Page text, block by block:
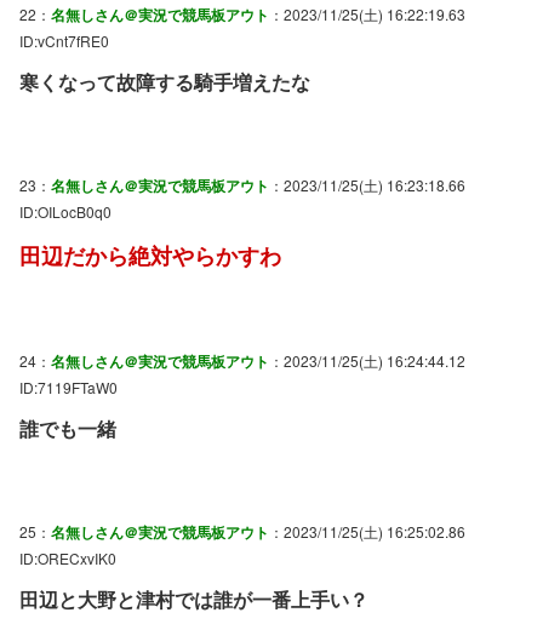
22： 名無しさん＠実況で競馬板アウト ：2023/11/25(土) 16:22:19.63
ID:vCnt7fRE0
寒くなって故障する騎手増えたな
23： 名無しさん＠実況で競馬板アウト ：2023/11/25(土) 16:23:18.66
ID:OILocB0q0
田辺だから絶対やらかすわ
24： 名無しさん＠実況で競馬板アウト ：2023/11/25(土) 16:24:44.12
ID:7119FTaW0
誰でも一緒
25： 名無しさん＠実況で競馬板アウト ：2023/11/25(土) 16:25:02.86
ID:ORECxvIK0
田辺と大野と津村では誰が一番上手い？